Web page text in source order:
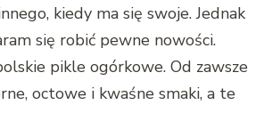
kiedy ma się swoje. Jednak
się robić pewne nowości.
pikle ogórkowe. Od zawsze
octowe i kwaśne smaki, a te